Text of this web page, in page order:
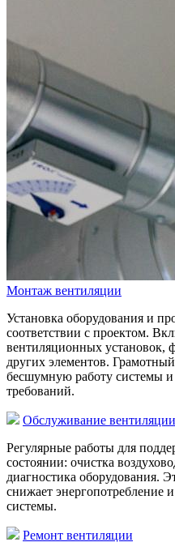
Монтаж вентиляции
Установка оборудования и
соответствии с проектом.
вентиляционных установок,
других элементов.
бесшумную работу системы
требований.
Обслуживание вентиляции
Регулярные работы для
состоянии: очистка
диагностика оборудования.
снижает энергопотребление
системы.
Ремонт вентиляции